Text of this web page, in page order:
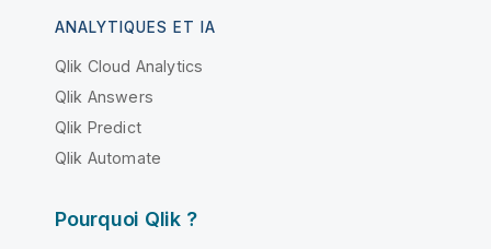
ANALYTIQUES ET IA
Qlik Cloud Analytics
Qlik Answers
Qlik Predict
Qlik Automate
Pourquoi Qlik ?